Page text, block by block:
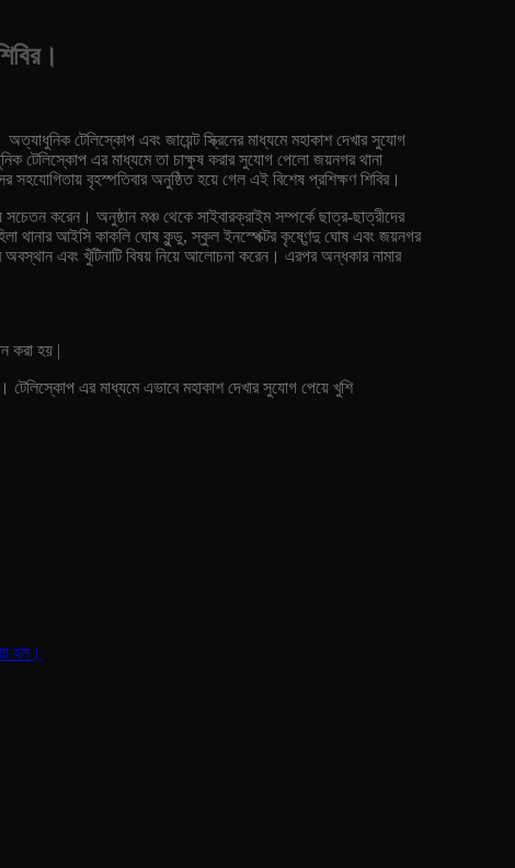
টেলিস্কোপ এবং জায়েন্ট স্ক্রিনের মাধ্যমে মহাকাশ দেখার সুযোগ
টেলিস্কোপ এর মাধ্যমে তা চাক্ষুষ করার সুযোগ পেলো জয়নগর থানা
বৃহস্পতিবার অনুষ্ঠিত হয়ে গেল এই বিশেষ প্রশিক্ষণ শিবির।
সচেতন করেন। অনুষ্ঠান মঞ্চ থেকে সাইবারক্রাইম সম্পর্কে ছাত্র-ছাত্রীদের
থানার আইসি কাকলি ঘোষ কুন্ডু, স্কুল ইনস্পেক্টর কৃষ্ণেন্দু ঘোষ এবং জয়নগর
অবস্থান এবং খুঁটিনাটি বিষয় নিয়ে আলোচনা করেন। এরপর অন্ধকার নামার
করা হয় |
টেলিস্কোপ এর মাধ্যমে এভাবে মহাকাশ দেখার সুযোগ পেয়ে খুশি
হল।